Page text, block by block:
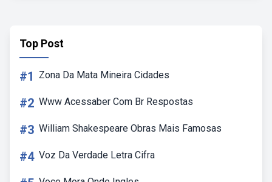
Top Post
#1 Zona Da Mata Mineira Cidades
#2 Www Acessaber Com Br Respostas
#3 William Shakespeare Obras Mais Famosas
#4 Voz Da Verdade Letra Cifra